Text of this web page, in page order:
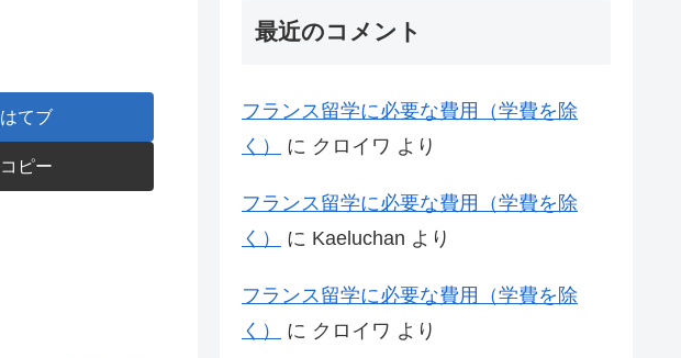
はてブ
コピー
最近のコメント
フランス留学に必要な費用（学費を除
く）
に クロイワ より
フランス留学に必要な費用（学費を除
く）
に Kaeluchan より
フランス留学に必要な費用（学費を除
く）
に クロイワ より